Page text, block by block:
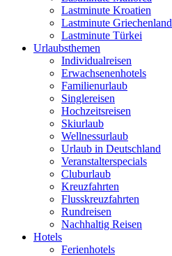
Lastminute Kroatien
Lastminute Griechenland
Lastminute Türkei
Urlaubsthemen
Individualreisen
Erwachsenenhotels
Familienurlaub
Singlereisen
Hochzeitsreisen
Skiurlaub
Wellnessurlaub
Urlaub in Deutschland
Veranstalterspecials
Cluburlaub
Kreuzfahrten
Flusskreuzfahrten
Rundreisen
Nachhaltig Reisen
Hotels
Ferienhotels